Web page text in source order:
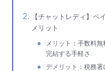
【チャットレディ】ペ
メリット
メリット：手数料
完結する手軽さ
デメリット：税務